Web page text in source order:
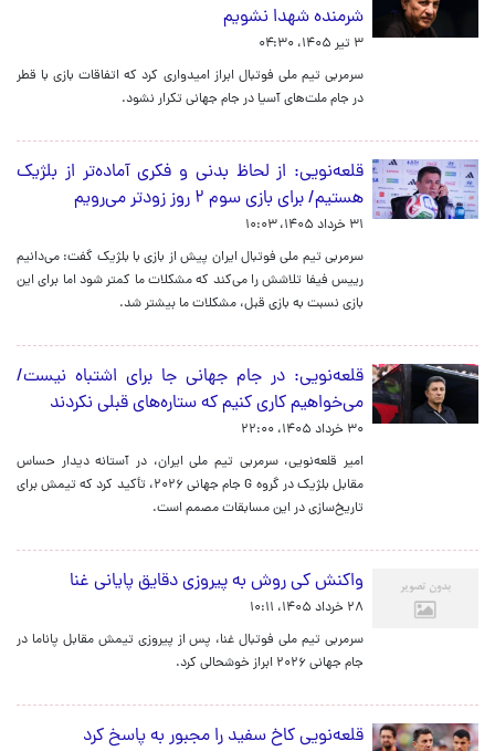
شرمنده شهدا نشویم
۳ تیر ۱۴۰۵، ۰۴:۳۰
سرمربی تیم ملی فوتبال ابراز امیدواری کرد که اتفاقات بازی با قطر
در جام ملت‌های آسیا در جام جهانی تکرار نشود.
قلعه‌نویی: از لحاظ بدنی و فکری آماده‌تر از بلژیک
هستیم/ برای بازی سوم ۲ روز زودتر می‌رویم
۳۱ خرداد ۱۴۰۵، ۱۰:۰۳
سرمربی تیم ملی فوتبال ایران پیش از بازی با بلژیک گفت: می‌دانیم
رییس فیفا تلاشش را می‌کند که مشکلات ما کمتر شود اما برای این
بازی نسبت به بازی قبل، مشکلات ما بیشتر شد.
قلعه‌نویی: در جام جهانی جا برای اشتباه نیست/
می‌خواهیم کاری کنیم که ستاره‌های قبلی نکردند
۳۰ خرداد ۱۴۰۵، ۲۲:۰۰
امیر قلعه‌نویی، سرمربی تیم ملی ایران، در آستانه دیدار حساس
مقابل بلژیک در گروه G جام جهانی ۲۰۲۶، تأکید کرد که تیمش برای
تاریخ‌سازی در این مسابقات مصمم است.
واکنش کی روش به پیروزی دقایق پایانی غنا
۲۸ خرداد ۱۴۰۵، ۱۰:۱۱
سرمربی تیم ملی فوتبال غنا، پس از پیروزی تیمش مقابل پاناما در
جام جهانی ۲۰۲۶ ابراز خوشحالی کرد.
قلعه‌نویی کاخ سفید را مجبور به پاسخ کرد